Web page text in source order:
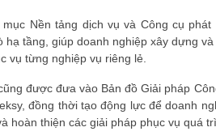
Nền tảng dịch vụ và Công cụ
hạ tầng, giúp doanh nghiệp xây dựng
vụ từng nghiệp vụ riêng lẻ.
được đưa vào Bản đồ Giải pháp
đồng thời tạo động lực để doanh
hoàn thiện các giải pháp phục vụ quá